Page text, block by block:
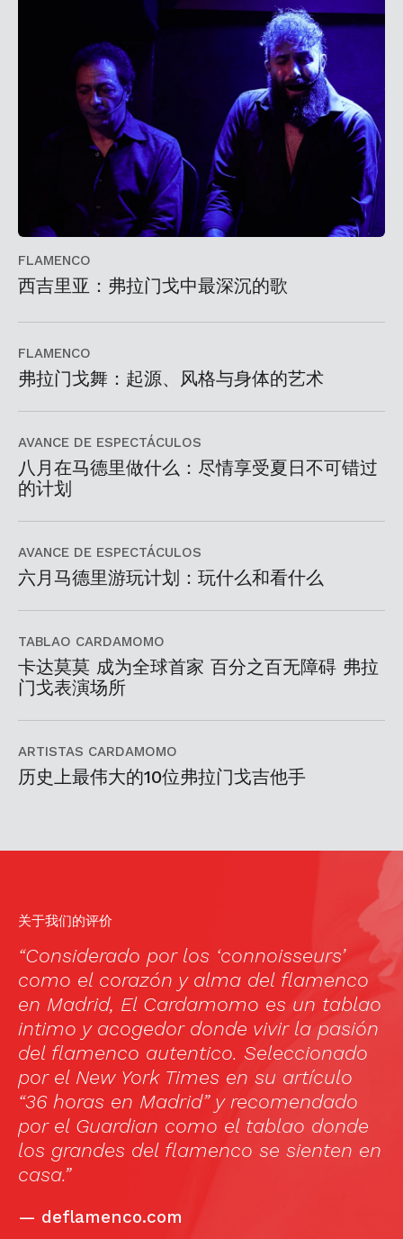
FLAMENCO
西吉里亚：弗拉门戈中最深沉的歌
FLAMENCO
弗拉门戈舞：起源、风格与身体的艺术
AVANCE DE ESPECTÁCULOS
八月在马德里做什么：尽情享受夏日不可错过
的计划
AVANCE DE ESPECTÁCULOS
六月马德里游玩计划：玩什么和看什么
TABLAO CARDAMOMO
卡达莫莫 成为全球首家 百分之百无障碍 弗拉
门戈表演场所
ARTISTAS CARDAMOMO
历史上最伟大的10位弗拉门戈吉他手
关于我们的评价
“Considerado por los ‘connoisseurs’
como el corazón y alma del flamenco
en Madrid, El Cardamomo es un tablao
intimo y acogedor donde vivir la pasión
del flamenco autentico. Seleccionado
por el New York Times en su artículo
“36 horas en Madrid” y recomendado
por el Guardian como el tablao donde
los grandes del flamenco se sienten en
casa.”
— deflamenco.com